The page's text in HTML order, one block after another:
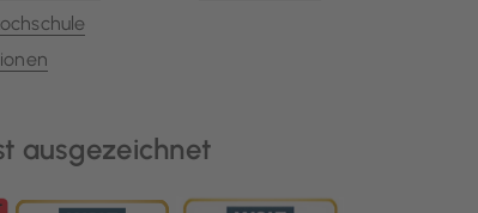
ausgezeichnet